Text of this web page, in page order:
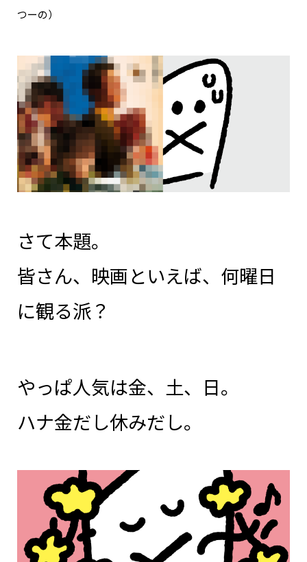
つーの）
さて本題。
皆さん、映画といえば、何曜日
に観る派？
やっぱ人気は金、土、日。
ハナ金だし休みだし。